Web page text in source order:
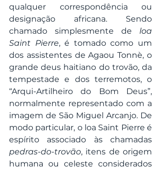
qualquer correspondência ou
designação africana. Sendo
chamado simplesmente de loa
Saint Pierre, é tomado como um
dos assistentes de Agaou Tonnè, o
grande deus haitiano do trovão, da
tempestade e dos terremotos, o
“Arqui-Artilheiro do Bom Deus”,
normalmente representado com a
imagem de São Miguel Arcanjo. De
modo particular, o loa Saint Pierre é
pedras-do-trovão, itens de origem
humana ou celeste considerados